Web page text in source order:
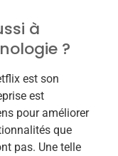
à
?
est son
est
pour améliorer
que
pas. Une telle